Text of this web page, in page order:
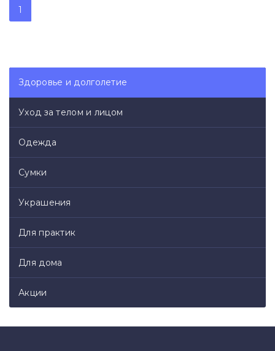
Здоровье и долголетие
Уход за телом и лицом
Одежда
Сумки
Украшения
Для практик
Для дома
Акции
1